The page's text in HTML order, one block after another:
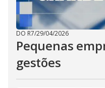
DO R7/29/04/2026
Pequenas
gestões